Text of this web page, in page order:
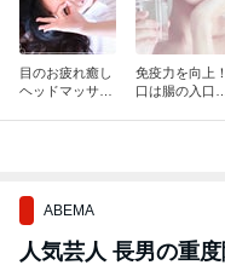
目のお疲れ癒し
ヘッドマッサー
免疫力を向上！
口は腸の入口☆
ABEMA
人気芸人 長男の重